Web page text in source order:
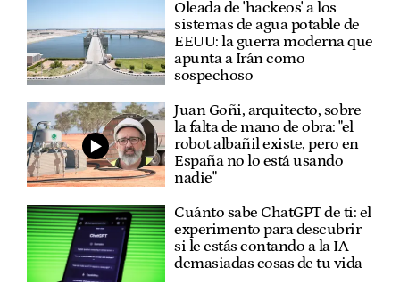
Oleada de 'hackeos' a los
sistemas de agua potable de
EEUU: la guerra moderna que
apunta a Irán como
sospechoso
Juan Goñi, arquitecto, sobre
la falta de mano de obra: "el
robot albañil existe, pero en
España no lo está usando
nadie"
Cuánto sabe ChatGPT de ti: el
experimento para descubrir
si le estás contando a la IA
demasiadas cosas de tu vida